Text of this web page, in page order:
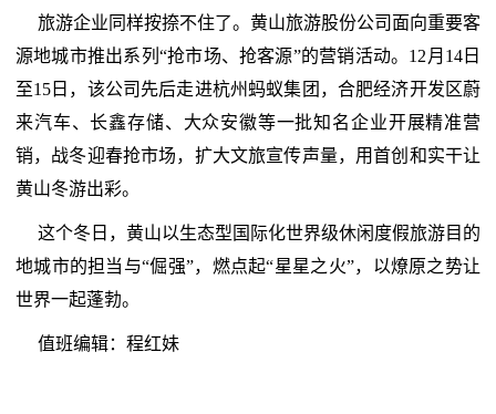
旅游企业同样按捺不住了。黄山旅游股份公司面向重要客
源地城市推出系列“抢市场、抢客源”的营销活动。12月14日
至15日，该公司先后走进杭州蚂蚁集团，合肥经济开发区蔚
来汽车、长鑫存储、大众安徽等一批知名企业开展精准营
销，战冬迎春抢市场，扩大文旅宣传声量，用首创和实干让
黄山冬游出彩。
这个冬日，黄山以生态型国际化世界级休闲度假旅游目的
地城市的担当与“倔强”，燃点起“星星之火”，以燎原之势让
世界一起蓬勃。
值班编辑：程红妹